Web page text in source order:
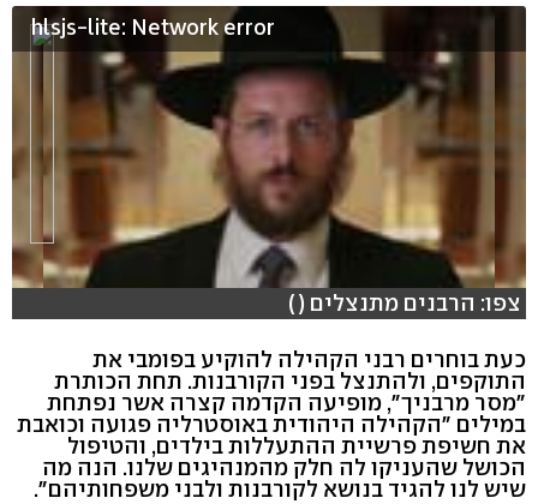
hlsjs-lite: Network error
צפו: הרבנים מתנצלים ( )
כעת בוחרים רבני הקהילה להוקיע בפומבי את
התוקפים, ולהתנצל בפני הקורבנות. תחת הכותרת
"מסר מרבניך", מופיעה הקדמה קצרה אשר נפתחת
במילים "הקהילה היהודית באוסטרליה פגועה וכואבת
את חשיפת פרשיית ההתעללות בילדים, והטיפול
הכושל שהעניקו לה חלק מהמנהיגים שלנו. הנה מה
שיש לנו להגיד בנושא לקורבנות ולבני משפחותיהם".